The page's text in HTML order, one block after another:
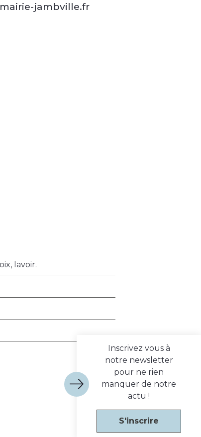
mairie-jambville.fr
lavoir.
Inscrivez vous à
notre newsletter
pour ne rien
manquer de notre
actu !
S'inscrire